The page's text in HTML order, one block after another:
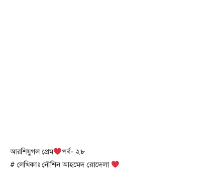
আরশিযুগল প্রেম
পর্ব- ২৮
# লেখিকাঃ নৌশিন আহমেদ রোদেলা